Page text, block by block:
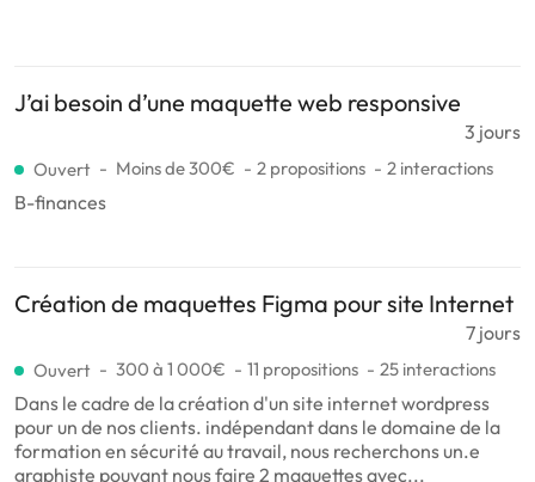
J’ai besoin d’une maquette web responsive
3 jours
Ouvert Moins de 300€ 2 propositions 2 interactions
B-finances
Création de maquettes Figma pour site Internet
7 jours
Ouvert 300 à 1 000€ 11 propositions 25 interactions
Dans le cadre de la création d'un site internet wordpress
pour un de nos clients. indépendant dans le domaine de la
formation en sécurité au travail, nous recherchons un.e
graphiste pouvant nous faire 2 maquettes avec...